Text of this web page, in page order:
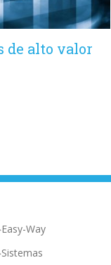
de alto valor
Easy-Way
Sistemas